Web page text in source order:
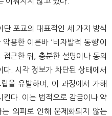
포교의 대표적인 세 가지 방식
용한 이른바 ‘비자발적 동행’이
근한 뒤, 충분한 설명이나 동의
. 시각 정보가 차단된 상태에서
을 유발하며, 이 과정에서 가해
킨다. 이는 법적으로 감금이나 약
는 외피로 인해 문제화되지 않는